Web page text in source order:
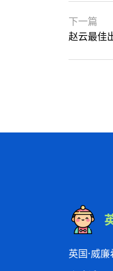
下一篇
赵云最佳
英国·威